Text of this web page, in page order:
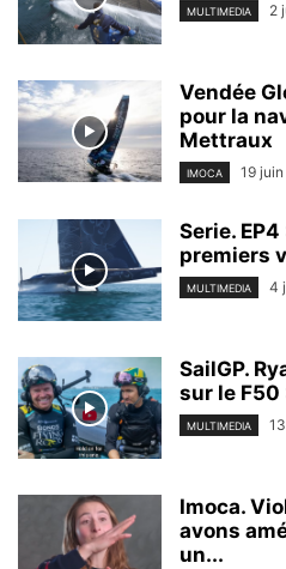
MULTIMEDIA 2
Vendée
pour la
Mettraux
IMOCA 19
Serie.
premiers
MULTIMEDIA 4
SailGP.
sur le F50
MULTIMEDIA
Imoca.
avons
un...